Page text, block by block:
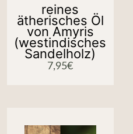
reines
ätherisches Öl
von Amyris
(westindisches
Sandelholz)
7,95€